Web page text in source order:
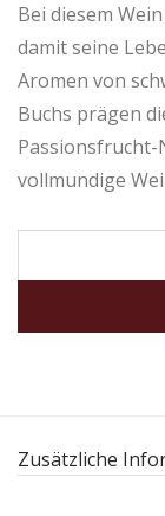
Bei diesem
damit seine
Aromen von
Buchs prägen
Passionsfrucht-
vollmundige
Zusätzliche